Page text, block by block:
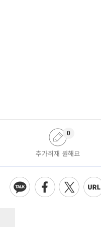
추가취재 원해요
0